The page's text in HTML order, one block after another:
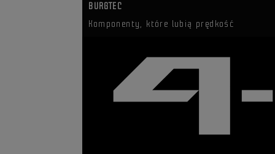
BURGTEC
Komponenty, które lubią prędkość